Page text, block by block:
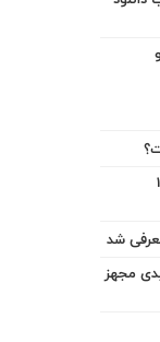
ویندوز 10
مجهز